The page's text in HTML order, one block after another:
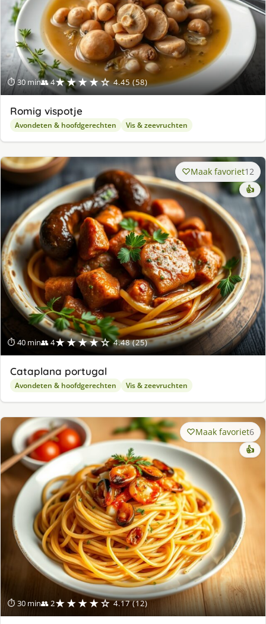
⏱ 30 min👥 4★★★★☆ 4.45 (58)
Romig vispotje
Avondeten & hoofdgerechten Vis & zeevruchten
⏱ 40 min👥 4★★★★☆ 4.48 (25)
Maak favoriet12
👍
Cataplana portugal
Avondeten & hoofdgerechten Vis & zeevruchten
⏱ 30 min👥 2★★★★☆ 4.17 (12)
Maak favoriet6
👍